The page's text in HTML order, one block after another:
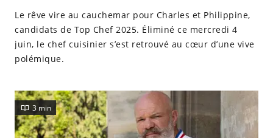
Le rêve vire au cauchemar pour Charles et Philippine,
candidats de Top Chef 2025. Éliminé ce mercredi 4
juin, le chef cuisinier s’est retrouvé au cœur d’une vive
polémique.
3 min